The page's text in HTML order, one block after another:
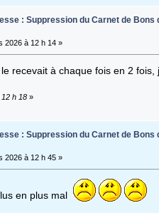
: Suppression du Carnet de Bons
2026 à 12 h 14 »
recevait à chaque fois en 2
12 h 18»
: Suppression du Carnet de Bons
2026 à 12 h 45 »
en plus mal